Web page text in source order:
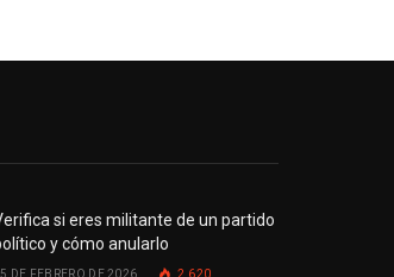
si eres militante de un partido
y cómo anularlo
DE FEBRERO DE 2026 2.620